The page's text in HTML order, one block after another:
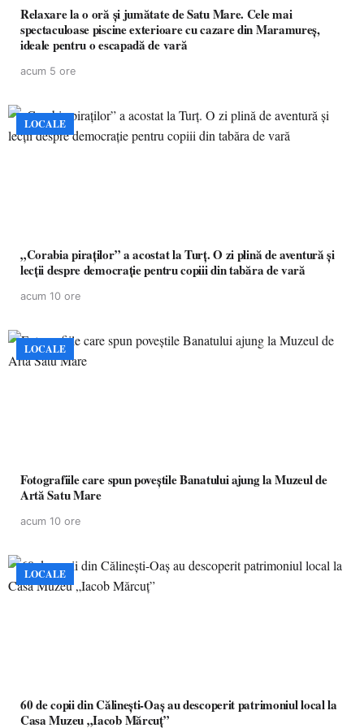
Relaxare la o oră și jumătate de Satu Mare. Cele mai
spectaculoase piscine exterioare cu cazare din Maramureș,
ideale pentru o escapadă de vară
acum 5 ore
LOCALE
„Corabia piraților” a acostat la Turț. O zi plină de aventură și
lecții despre democrație pentru copiii din tabăra de vară
acum 10 ore
LOCALE
Fotografiile care spun poveștile Banatului ajung la Muzeul de
Artă Satu Mare
acum 10 ore
LOCALE
60 de copii din Călinești-Oaș au descoperit patrimoniul local la
Casa Muzeu „Iacob Mărcuț”